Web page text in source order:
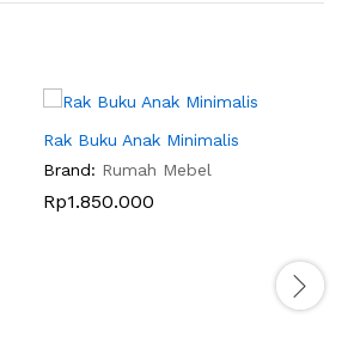
Rak Buku Anak Minimalis
Brand: Rumah Mebel
Rp1.850.000